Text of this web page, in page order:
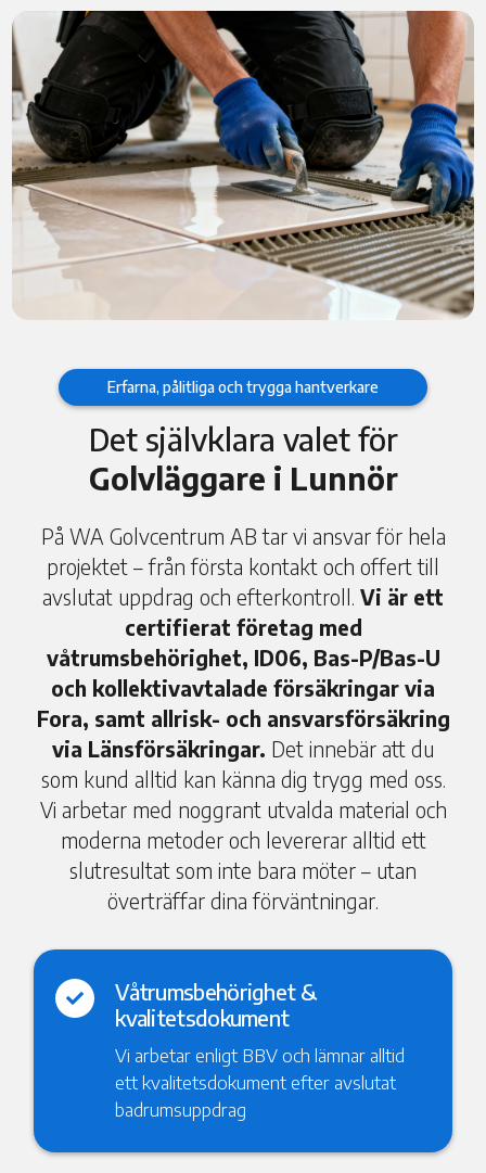
Erfarna, pålitliga och trygga hantverkare
Det självklara valet för
Golvläggare i Lunnör
På WA Golvcentrum AB tar vi ansvar för hela
projektet – från första kontakt och offert till
avslutat uppdrag och efterkontroll. Vi är ett
certifierat företag med
våtrumsbehörighet, ID06, Bas-P/Bas-U
och kollektivavtalade försäkringar via
Fora, samt allrisk- och ansvarsförsäkring
via Länsförsäkringar. Det innebär att du
som kund alltid kan känna dig trygg med oss.
Vi arbetar med noggrant utvalda material och
moderna metoder och levererar alltid ett
slutresultat som inte bara möter – utan
överträffar dina förväntningar.

Våtrumsbehörighet &
kvalitetsdokument
Vi arbetar enligt BBV och lämnar alltid
ett kvalitetsdokument efter avslutat
badrumsuppdrag